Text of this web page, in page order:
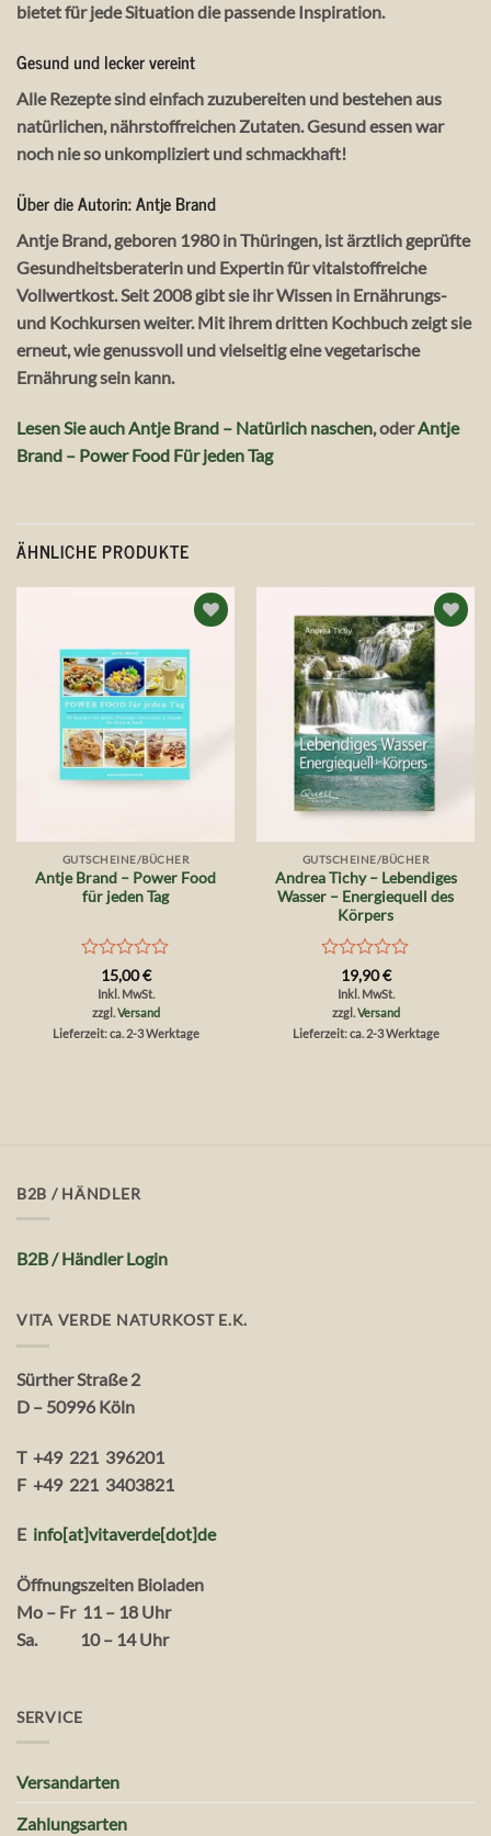
bietet für jede Situation die passende Inspiration.
Gesund und lecker vereint
Alle Rezepte sind einfach zuzubereiten und bestehen aus
natürlichen, nährstoffreichen Zutaten. Gesund essen war
noch nie so unkompliziert und schmackhaft!
Über die Autorin: Antje Brand
Antje Brand, geboren 1980 in Thüringen, ist ärztlich geprüfte
Gesundheitsberaterin und Expertin für vitalstoffreiche
Vollwertkost. Seit 2008 gibt sie ihr Wissen in Ernährungs-
und Kochkursen weiter. Mit ihrem dritten Kochbuch zeigt sie
erneut, wie genussvoll und vielseitig eine vegetarische
Ernährung sein kann.
Lesen Sie auch Antje Brand – Natürlich naschen, oderAntje
Brand – Power Food Für jeden Tag
ÄHNLICHE PRODUKTE
Wunschliste
GUTSCHEINE/BÜCHER
Antje Brand – Power Food
für jeden Tag
Bewertet
mit
von
5
15,00€
Inkl. MwSt.
zzgl.Versand
Lieferzeit: ca. 2-3 Werktage
Auf die
Wunschliste
GUTSCHEINE/BÜCHER
Andrea Tichy – Lebendiges
Wasser – Energiequell des
Körpers
Bewertet
mit
von
5
19,90€
Inkl. MwSt.
zzgl.Versand
Lieferzeit: ca. 2-3 Werktage
B2B / HÄNDLER
B2B / Händler Login
VITA VERDE NATURKOST E.K.
Sürther Straße 2
D – 50996 Köln
T +49 221 396201
F +49 221 3403821
E info[at]vitaverde[dot]de
Öffnungszeiten Bioladen
Mo – Fr 11 – 18 Uhr
Sa. 10 – 14 Uhr
SERVICE
Versandarten
Zahlungsarten